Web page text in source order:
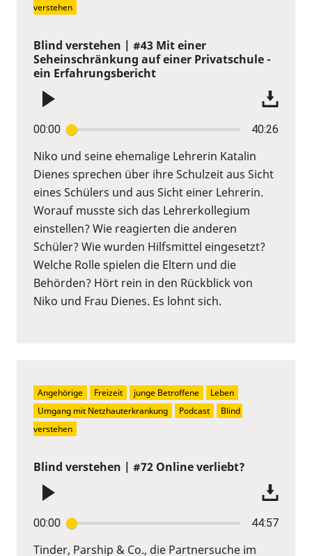
Blind verstehen | #43 Mit einer
Seheinschränkung auf einer Privatschule -
ein Erfahrungsbericht
00:00 40:26
Niko und seine ehemalige Lehrerin Katalin
Dienes sprechen über ihre Schulzeit aus Sicht
eines Schülers und aus Sicht einer Lehrerin.
Worauf musste sich das Lehrerkollegium
einstellen? Wie reagierten die anderen
Schüler? Wie wurden Hilfsmittel eingesetzt?
Welche Rolle spielen die Eltern und die
Behörden? Hört rein in den Rückblick von
Niko und Frau Dienes. Es lohnt sich.
verstehen
Blind verstehen | #72 Online verliebt?
00:00 44:57
Tinder, Parship & Co., die Partnersuche im
Angehörige Freizeit junge Betroffene
Leben
Umgang mit Netzhauterkrankung
Podcast
Blind
verstehen